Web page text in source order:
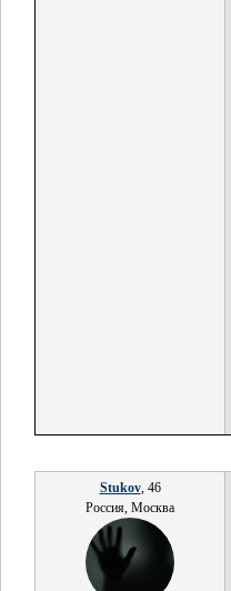
Stukov, 46
Россия, Москва